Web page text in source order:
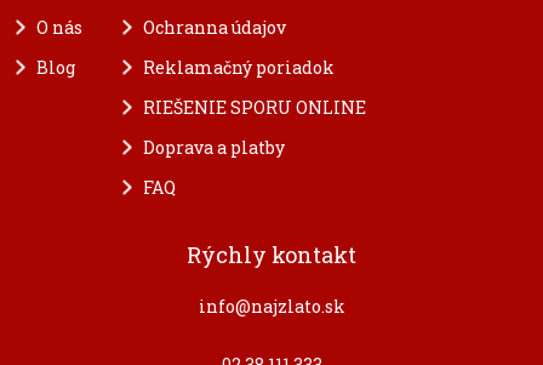
O nás
Blog
Ochranna údajov
Reklamačný poriadok
RIEŠENIE SPORU ONLINE
Doprava a platby
FAQ
Rýchly kontakt
info@najzlato.sk